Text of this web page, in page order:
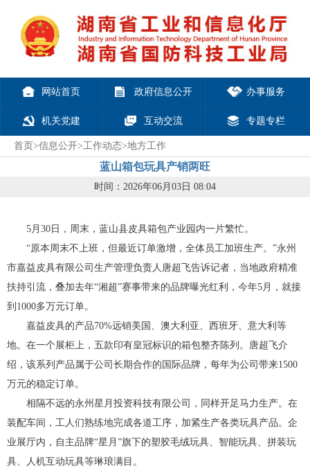
网站首页 政府信息公开 办事服务
机关党建 互动交流 专题专栏
首页 >信息公开>工作动态>地方工作
蓝山箱包玩具产销两旺
时间：2026年06月03日 08:04
5月30日，周末，蓝山县皮具箱包产业园内一片繁忙。
“原本周末不上班，但最近订单激增，全体员工加班生产。”永州
市嘉益皮具有限公司生产管理负责人唐超飞告诉记者，当地政府精准
扶持引流，叠加去年“湘超”赛事带来的品牌曝光红利，今年5月，就接
到1000多万元订单。
嘉益皮具的产品70%远销美国、澳大利亚、西班牙、意大利等
地。在一个展柜上，五款印有皇冠标识的箱包整齐陈列。唐超飞介
绍，该系列产品属于公司长期合作的国际品牌，每年为公司带来1500
万元的稳定订单。
相隔不远的永州星月投资科技有限公司，同样开足马力生产。在
装配车间，工人们熟练地完成各道工序，加紧生产各类玩具产品。企
业展厅内，自主品牌“星月”旗下的塑胶毛绒玩具、智能玩具、拼装玩
具、人机互动玩具等琳琅满目。